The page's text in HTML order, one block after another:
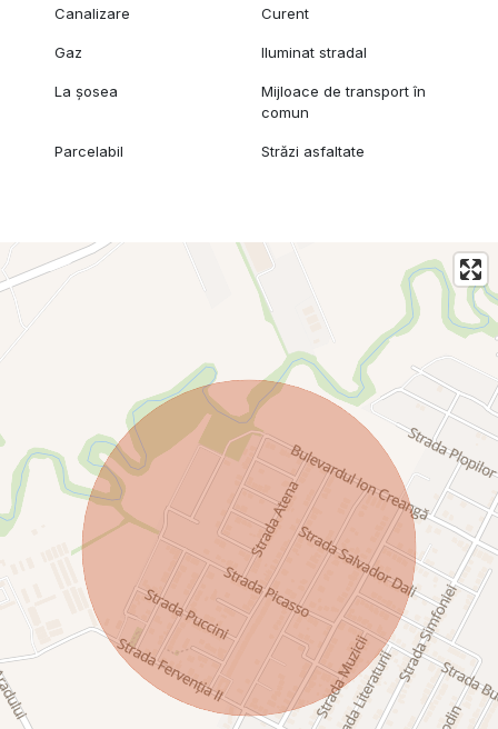
Canalizare Curent
Gaz Iluminat stradal
La șosea
Mijloace de transport în
comun
Parcelabil Străzi asfaltate